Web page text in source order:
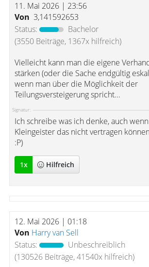
11. Mai 2026 | 23:56
Von 3,141592653
Status:
Bachelor
(3550 Beiträge, 1367x hilfreich)
Vielleicht kann man die eigene
stärken (oder die Sache endgültig
wenn man über die Möglichkeit der
Teilungsversteigerung spricht...
Signatur:
Ich schreibe was ich denke, auch
Kleingeister das nicht vertragen
:P)
1x Hilfreich
12. Mai 2026 | 01:18
Von Harry van Sell
Status:
Unbeschreiblich
(130526 Beiträge, 41540x hilfreich)